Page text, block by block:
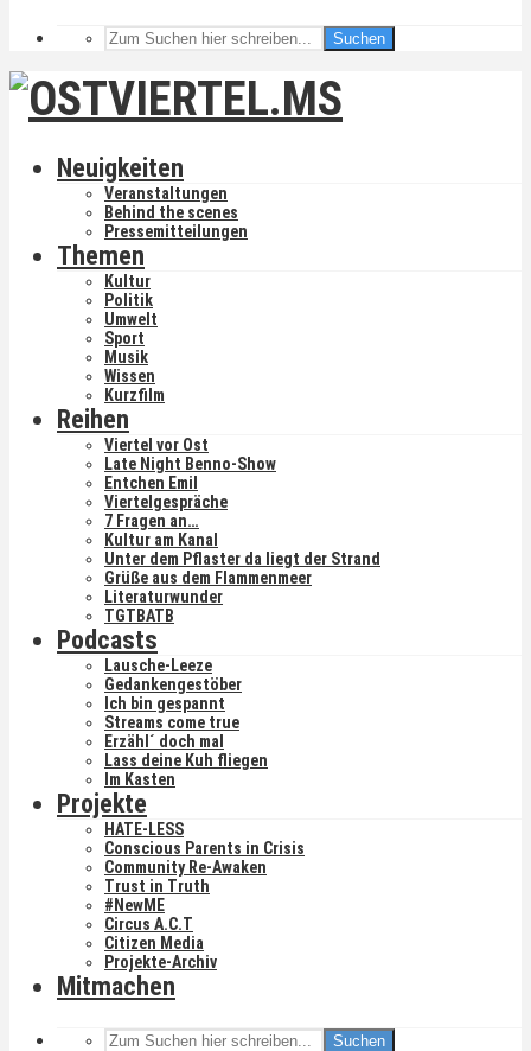
Suchen
Neuigkeiten
Veranstaltungen
Behind the scenes
Pressemitteilungen
Themen
Kultur
Politik
Umwelt
Sport
Musik
Wissen
Kurzfilm
Reihen
Viertel vor Ost
Late Night Benno-Show
Entchen Emil
Viertelgespräche
7 Fragen an…
Kultur am Kanal
Unter dem Pflaster da liegt der Strand
Grüße aus dem Flammenmeer
Literaturwunder
TGTBATB
Podcasts
Lausche-Leeze
Gedankengestöber
Ich bin gespannt
Streams come true
Erzähl´ doch mal
Lass deine Kuh fliegen
Im Kasten
Projekte
HATE-LESS
Conscious Parents in Crisis
Community Re-Awaken
Trust in Truth
#NewME
Circus A.C.T
Citizen Media
Projekte-Archiv
Mitmachen
Suchen